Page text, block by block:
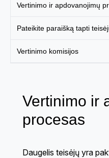
Vertinimo ir apdovanojimų
Pateikite paraišką tapti
Vertinimo komisijos
Vertinimo ir
procesas
Daugelis teisėjų yra